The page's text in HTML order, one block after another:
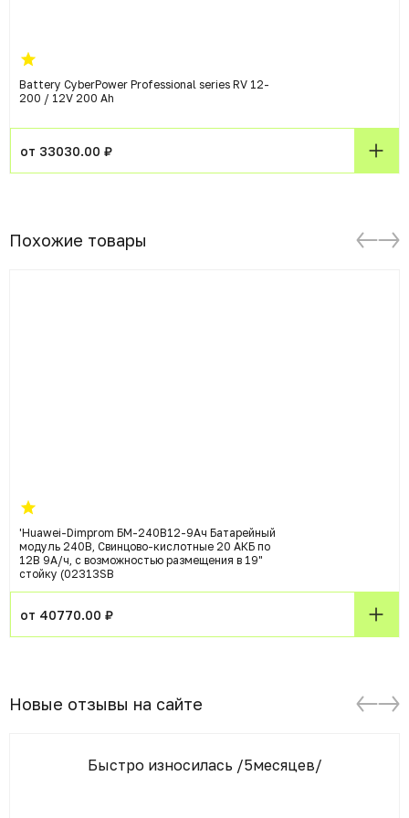
Battery CyberPower Professional series RV 12-
200 / 12V 200 Ah
от 33030.00 ₽
Похожие товары
'Huawei-Dimprom БМ-240В12-9Ач Батарейный
модуль 240В, Свинцово-кислотные 20 АКБ по
12В 9А/ч, с возможностью размещения в 19"
стойку (02313SB
от 40770.00 ₽
Новые отзывы на сайте
Быстро износилась /5месяцев/